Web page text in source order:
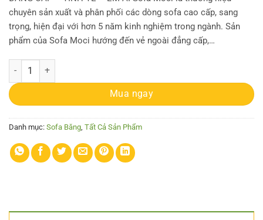
chuyên sản xuất và phân phối các dòng sofa cao cấp, sang
trọng, hiện đại với hơn 5 năm kinh nghiệm trong ngành. Sản
phẩm của Sofa Moci hướng đến vẻ ngoài đẳng cấp,…
Sofa Băng MC-B71 số lượng
Mua ngay
Danh mục: Sofa Băng Tất Cả Sản Phẩm